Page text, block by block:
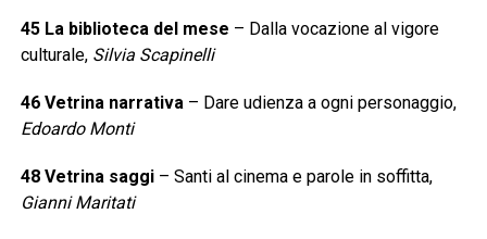
45 La biblioteca del mese – Dalla vocazione al vigore
culturale, Silvia Scapinelli
46 Vetrina narrativa– Dare udienza a ogni personaggio,
Edoardo Monti
48 Vetrina saggi– Santi al cinema e parole in soffitta,
Gianni Maritati